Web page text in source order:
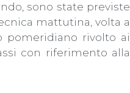
sono state previste
mattutina, volta a
pomeridiano rivolto ai
con riferimento alla